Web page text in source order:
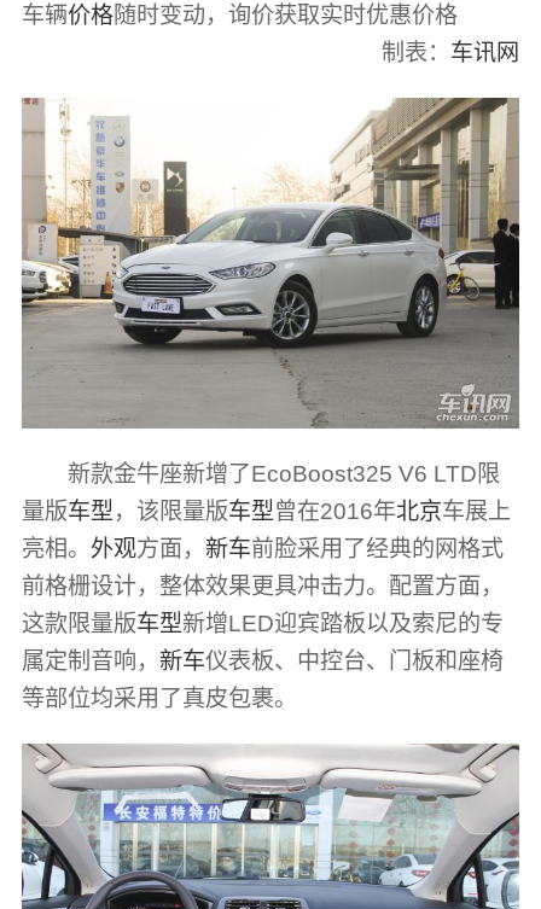
车辆价格随时变动，询价获取实时优惠价格
制表： 车讯网
新款金牛座新增了EcoBoost325 V6 LTD限
量版车型 ，该限量版车型曾在2016年北京车展上
亮相。 外观方面， 新车前脸采用了经典的网格式
前格栅设计，整体效果更具冲击力。配置方面，
这款限量版车型新增LED迎宾踏板以及索尼的专
属定制音响， 新车仪表板、中控台、门板和座椅
等部位均采用了真皮包裹。